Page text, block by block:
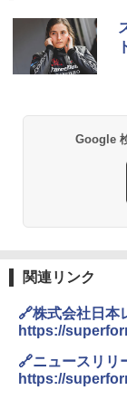
Google
関連リンク
🔗株式会社日本
https://
🔗ニュースリリ
https://